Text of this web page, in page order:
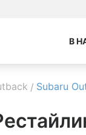
В
Subaru